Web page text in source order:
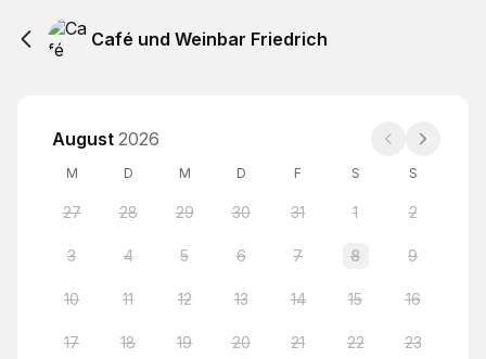
Café und Weinbar Friedrich
August 2026
M D M D F S S
27 28 29 30 31 1 2
3 4 5 6 7 8 9
10 11 12 13 14 15 16
17 18 19 20 21 22 23